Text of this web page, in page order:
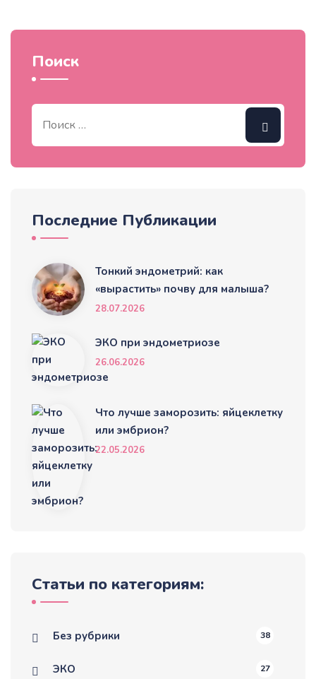
Поиск
Последние Публикации
Тонкий эндометрий: как
«вырастить» почву для малыша?
28.07.2026
ЭКО при эндометриозе
26.06.2026
Что лучше заморозить: яйцеклетку
или эмбрион?
22.05.2026
Статьи по категориям:
Без рубрики 38
ЭКО 27